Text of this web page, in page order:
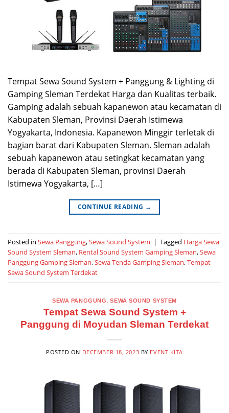
Tempat Sewa Sound System + Panggung & Lighting di
Gamping Sleman Terdekat Harga dan Kualitas terbaik.
Gamping adalah sebuah kapanewon atau kecamatan di
Kabupaten Sleman, Provinsi Daerah Istimewa
Yogyakarta, Indonesia. Kapanewon Minggir terletak di
bagian barat dari Kabupaten Sleman. Sleman adalah
sebuah kapanewon atau setingkat kecamatan yang
berada di Kabupaten Sleman, provinsi Daerah
Istimewa Yogyakarta, […]
CONTINUE READING →
Posted in Sewa Panggung,Sewa Sound System | Tagged Harga Sewa
Sound System Sleman, Rental Sound System Gamping Sleman,Sewa
Panggung Gamping Sleman,Sewa Tenda Gamping Sleman,Tempat
Sewa Sound System Terdekat
SEWA PANGGUNG,SEWA SOUND SYSTEM
Tempat Sewa Sound System +
Panggung di Moyudan Sleman Terdekat
POSTED ON DECEMBER 18, 2023 BY EVENT KITA